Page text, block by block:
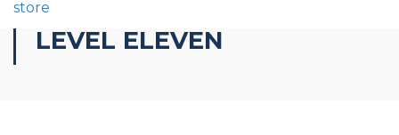
LEVEL ELEVEN